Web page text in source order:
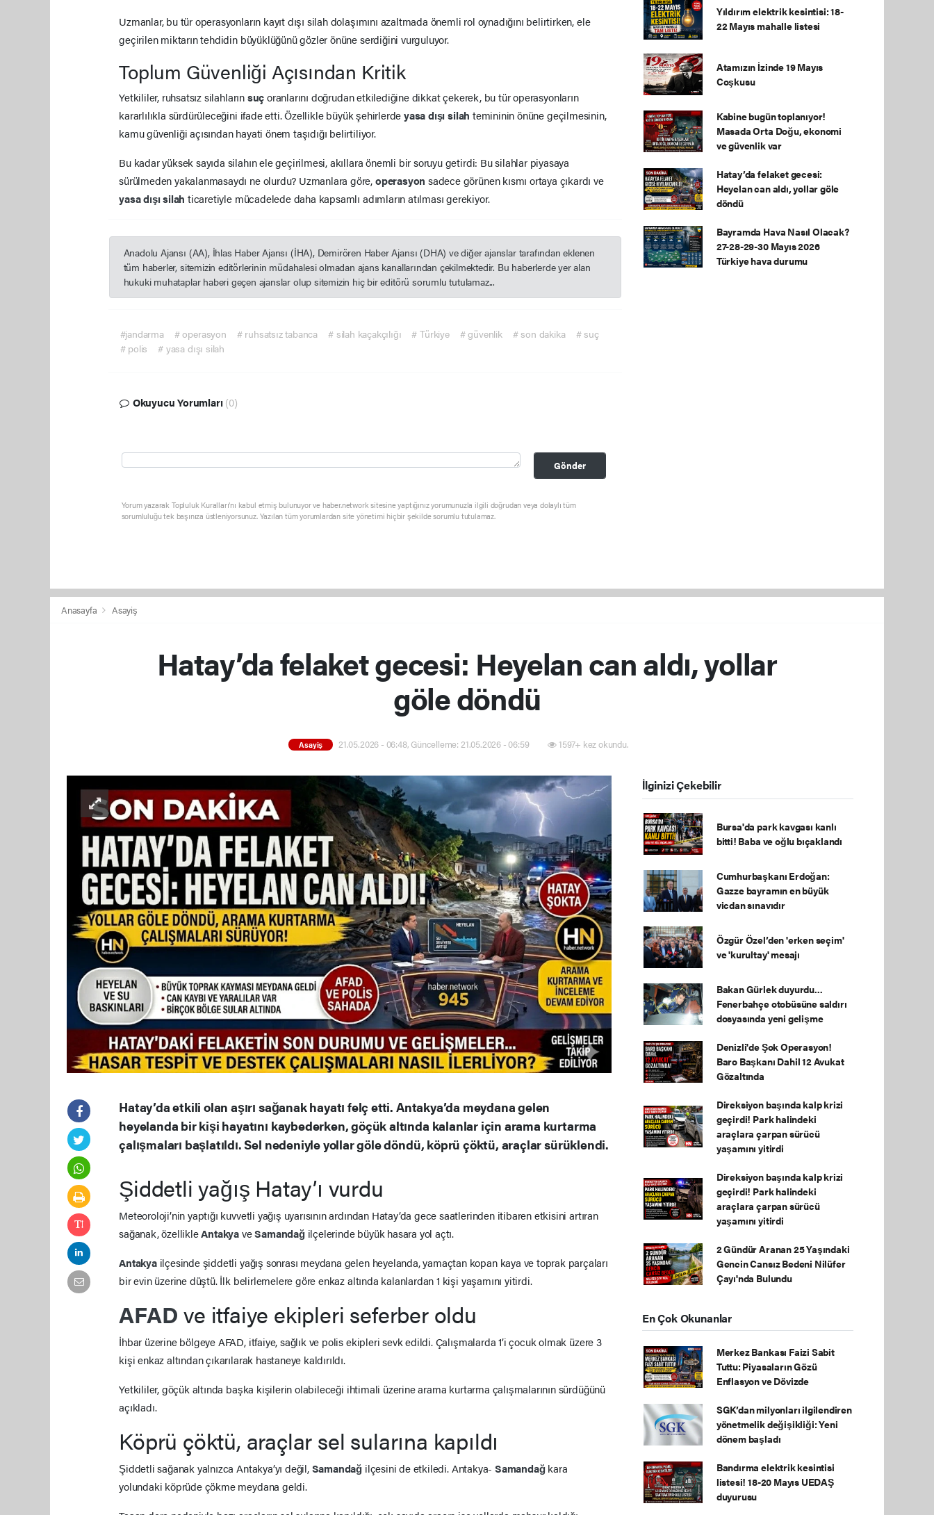
Uzmanlar, bu tür operasyonların kayıt dışı silah dolaşımını azaltmada önemli rol oynadığını belirtirken, ele
geçirilen miktarın tehdidin büyüklüğünü gözler önüne serdiğini vurguluyor.
Toplum Güvenliği Açısından Kritik
Yetkililer, ruhsatsız silahlarınsuçoranlarını doğrudan etkilediğine dikkat çekerek, bu tür operasyonların
kararlılıkla sürdürüleceğini ifade etti. Özellikle büyük şehirlerdeyasa dışı silah temininin önüne geçilmesinin,
kamu güvenliği açısından hayati önem taşıdığı belirtiliyor.
Bu kadar yüksek sayıda silahın ele geçirilmesi, akıllara önemli bir soruyu getirdi: Bu silahlar piyasaya
sürülmeden yakalanmasaydı ne olurdu? Uzmanlara göre,operasyon sadece görünen kısmı ortaya çıkardı ve
yasa dışı silahticaretiyle mücadelede daha kapsamlı adımların atılması gerekiyor.
Anadolu Ajansı (AA), İhlas Haber Ajansı (İHA), Demirören Haber Ajansı (DHA) ve diğer ajanslar tarafından eklenen
tüm haberler, sitemizin editörlerinin müdahalesi olmadan ajans kanallarından çekilmektedir. Bu haberlerde yer alan
hukuki muhataplar haberi geçen ajanslar olup sitemizin hiç bir editörü sorumlu tutulamaz...
#jandarma # operasyon # ruhsatsız tabanca # silah kaçakçılığı # Türkiye # güvenlik # son dakika
# suç
# polis
# yasa dışı silah
Okuyucu Yorumları (0)
Gönder
Yorum yazarak Topluluk Kuralları’nı kabul etmiş bulunuyor ve haber.network sitesine yaptığınız yorumunuzla ilgili doğrudan veya dolaylı tüm
sorumluluğu tek başınıza üstleniyorsunuz. Yazılan tüm yorumlardan site yönetimi hiçbir şekilde sorumlu tutulamaz.
Yıldırım elektrik kesintisi: 18-
22 Mayıs mahalle listesi
Atamızın İzinde 19 Mayıs
Coşkusu
Kabine bugün toplanıyor!
Masada Orta Doğu, ekonomi
ve güvenlik var
Hatay’da felaket gecesi:
Heyelan can aldı, yollar göle
döndü
Bayramda Hava Nasıl Olacak?
27-28-29-30 Mayıs 2026
Türkiye hava durumu
Anasayfa Asayiş
Hatay’da felaket gecesi: Heyelan can aldı, yollar
göle döndü
Asayiş 21.05.2026 - 06:48, Güncelleme: 21.05.2026 - 06:59 1597+ kez okundu.
Hatay’da etkili olan aşırı sağanak hayatı felç etti. Antakya’da meydana gelen
heyelanda bir kişi hayatını kaybederken, göçük altında kalanlar için arama kurtarma
çalışmaları başlatıldı. Sel nedeniyle yollar göle döndü, köprü çöktü, araçlar sürüklendi.
Şiddetli yağış Hatay’ı vurdu
Meteoroloji’nin yaptığı kuvvetli yağış uyarısının ardından Hatay’da gece saatlerinden itibaren etkisini artıran
sağanak, özellikleAntakyaveSamandağ ilçelerinde büyük hasara yol açtı.
Antakya ilçesinde şiddetli yağış sonrası meydana gelen heyelanda, yamaçtan kopan kaya ve toprak parçaları
bir evin üzerine düştü. İlk belirlemelere göre enkaz altında kalanlardan 1 kişi yaşamını yitirdi.
AFADve itfaiye ekipleri seferber oldu
İhbar üzerine bölgeye AFAD, itfaiye, sağlık ve polis ekipleri sevk edildi. Çalışmalarda 1’i çocuk olmak üzere 3
kişi enkaz altından çıkarılarak hastaneye kaldırıldı.
Yetkililer, göçük altında başka kişilerin olabileceği ihtimali üzerine arama kurtarma çalışmalarının sürdüğünü
açıkladı.
Köprü çöktü, araçlar sel sularına kapıldı
Şiddetli sağanak yalnızca Antakya’yı değil,Samandağ ilçesini de etkiledi. Antakya- Samandağkara
yolundaki köprüde çökme meydana geldi.
İlginizi Çekebilir
Bursa'da park kavgası kanlı
bitti! Baba ve oğlu bıçaklandı
Cumhurbaşkanı Erdoğan:
Gazze bayramın en büyük
vicdan sınavıdır
Özgür Özel’den 'erken seçim'
ve 'kurultay' mesajı
Bakan Gürlek duyurdu...
Fenerbahçe otobüsüne saldırı
dosyasında yeni gelişme
Denizli'de Şok Operasyon!
Baro Başkanı Dahil 12 Avukat
Gözaltında
Direksiyon başında kalp krizi
geçirdi! Park halindeki
araçlara çarpan sürücü
yaşamını yitirdi
Direksiyon başında kalp krizi
geçirdi! Park halindeki
araçlara çarpan sürücü
yaşamını yitirdi
2 Gündür Aranan 25 Yaşındaki
Gencin Cansız Bedeni Nilüfer
Çayı'nda Bulundu
En Çok Okunanlar
Merkez Bankası Faizi Sabit
Tuttu: Piyasaların Gözü
Enflasyon ve Dövizde
SGK’dan milyonları ilgilendiren
yönetmelik değişikliği: Yeni
dönem başladı
Bandırma elektrik kesintisi
listesi! 18-20 Mayıs UEDAŞ
duyurusu